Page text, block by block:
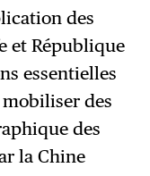
des
et République
essentielles
des
des
la Chine